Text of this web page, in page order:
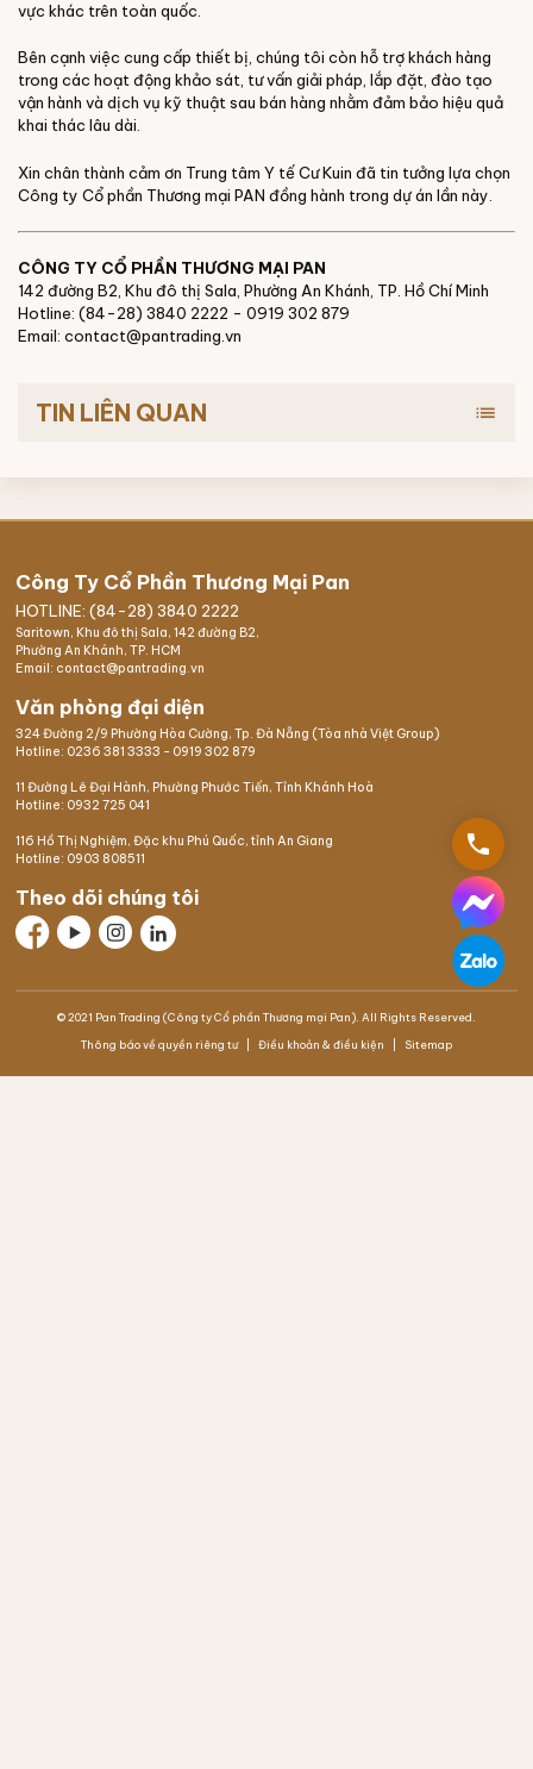
vực khác trên toàn quốc.
Bên cạnh việc cung cấp thiết bị, chúng tôi còn hỗ trợ khách hàng
trong các hoạt động khảo sát, tư vấn giải pháp, lắp đặt, đào tạo
vận hành và dịch vụ kỹ thuật sau bán hàng nhằm đảm bảo hiệu quả
khai thác lâu dài.
Xin chân thành cảm ơn Trung tâm Y tế Cư Kuin đã tin tưởng lựa chọn
Công ty Cổ phần Thương mại PAN đồng hành trong dự án lần này.
CÔNG TY CỔ PHẦN THƯƠNG MẠI PAN
142 đường B2, Khu đô thị Sala, Phường An Khánh, TP. Hồ Chí Minh
Hotline: (84-28) 3840 2222 - 0919 302 879
Email: contact@pantrading.vn
TIN LIÊN QUAN list
Công Ty Cổ Phần Thương Mại Pan
HOTLINE: (84-28) 3840 2222
Saritown, Khu đô thị Sala, 142 đường B2,
Phường An Khánh, TP. HCM
Email: contact@pantrading.vn
Văn phòng đại diện
324 Đường 2/9 Phường Hòa Cường, Tp. Đà Nẵng (Tòa nhà Việt Group)
Hotline: 0236 381 3333 - 0919 302 879
11 Đường Lê Đại Hành, Phường Phước Tiến, Tỉnh Khánh Hoà
Hotline: 0932 725 041
116 Hồ Thị Nghiệm, Đặc khu Phú Quốc, tỉnh An Giang
Hotline: 0903 808511
Theo dõi chúng tôi
© 2021 Pan Trading (Công ty Cổ phần Thương mại Pan). All Rights Reserved.
Thông báo về quyền riêng tư Điều khoản & điều kiện Sitemap
phone